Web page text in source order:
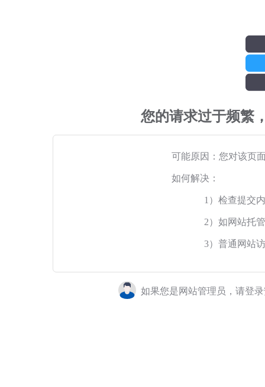
您的请求过于频繁
可能原因：您对该页
如何解决：
1）检查提交
2）如网站托
3）普通网站
如果您是网站管理员，请登